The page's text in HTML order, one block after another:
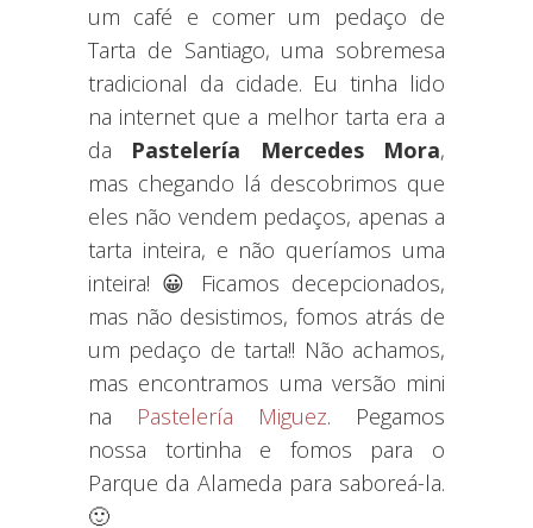
um café e comer um pedaço de
Tarta de Santiago, uma sobremesa
tradicional da cidade. Eu tinha lido
na internet que a melhor tarta era a
da Pastelería Mercedes Mora,
mas chegando lá descobrimos que
eles não vendem pedaços, apenas a
tarta inteira, e não queríamos uma
inteira! 😀 Ficamos decepcionados,
mas não desistimos, fomos atrás de
um pedaço de tarta!! Não achamos,
mas encontramos uma versão mini
na Pastelería Miguez. Pegamos
nossa tortinha e fomos para o
Parque da Alameda para saboreá-la.
🙂